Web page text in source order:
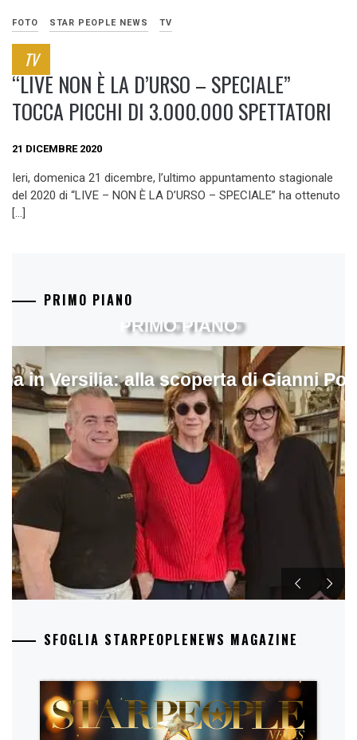
FOTO STAR PEOPLE NEWS TV
TV
“LIVE NON È LA D’URSO – SPECIALE”
TOCCA PICCHI DI 3.000.000 SPETTATORI
21 DICEMBRE 2020
Ieri, domenica 21 dicembre, l’ultimo appuntamento stagionale
del 2020 di “LIVE – NON È LA D’URSO – SPECIALE” ha ottenuto
[…]
PRIMO PIANO
in Versilia: alla scoperta di Gianni
PRIMO PIANO
SFOGLIA STARPEOPLENEWS MAGAZINE